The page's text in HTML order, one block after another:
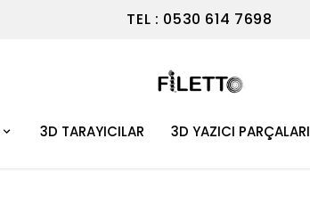
TEL : 0530 614 7698
3D TARAYICILAR 3D YAZICI PARÇALARI